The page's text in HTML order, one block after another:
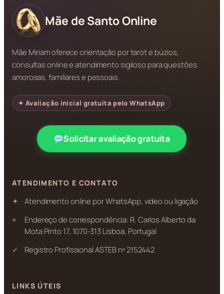
Mãe de Santo Online
Mãe Miriam oferece orientação por tarot e búzios,
consultas online e atendimento sigiloso para questões
amorosas, familiares e pessoais.
✦ Avaliação inicial gratuita pelo WhatsApp
Solicitar avaliação gratuita
ATENDIMENTO E CONTATO
Atendimento online por WhatsApp, vídeo ou ligação
Endereço de correspondência: R. Carlos Alberto da
Mota Pinto 17, 1070-313 Lisboa, Portugal
Registro Profissional ASTEB nº 2152442
LINKS ÚTEIS